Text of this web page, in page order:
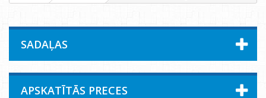
SADAĻAS
APSKATĪTĀS PRECES